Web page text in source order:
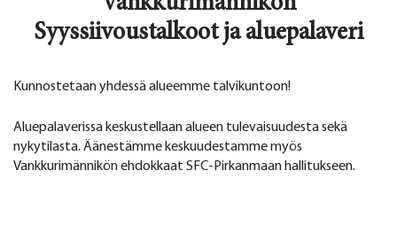
Syyssiivoustalkoot ja aluepalaveri
Kunnostetaan yhdessä alueemme talvikuntoon!
Aluepalaverissa keskustellaan alueen tulevaisuudesta sekä
nykytilasta. Äänestämme keskuudestamme myös
Vankkurimännikön ehdokkaat SFC-Pirkanmaan hallitukseen.